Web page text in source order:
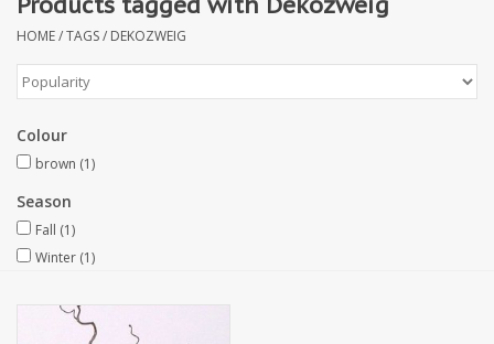
Floral supplies
Artificial flowers
Artificial Plants
Artificial fruit
Deco Accessories
HOME/TAGS/ DEKOZWEIG
Colour
brown (1)
Season
Fall (1)
Winter (1)